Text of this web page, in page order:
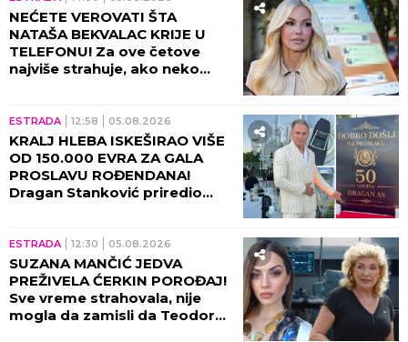
NEĆETE VEROVATI ŠTA
NATAŠA BEKVALAC KRIJE U
TELEFONU! Za ove četove
najviše strahuje, ako neko
ESTRADA 12:58 05.08.2026
KRALJ HLEBA ISKEŠIRAO VIŠE
OD 150.000 EVRA ZA GALA
PROSLAVU ROĐENDANA!
Dragan Stanković priredio
planu!
ESTRADA 12:30 05.08.2026
SUZANA MANČIĆ JEDVA
PREŽIVELA ĆERKIN POROĐAJ!
Sve vreme strahovala, nije
mogla da zamisli da Teodora